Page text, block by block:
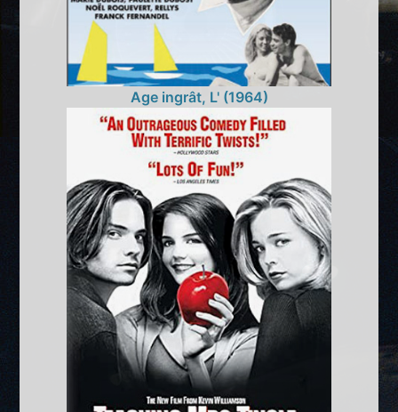
Age ingrât, L' (1964)